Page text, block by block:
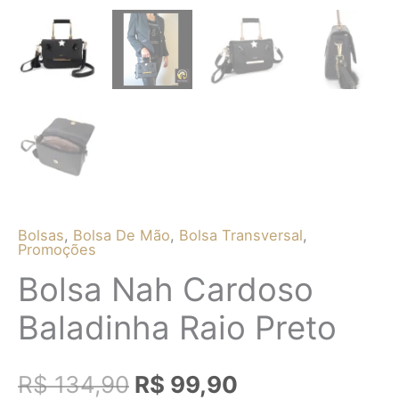
Bolsas, Bolsa De Mão, Bolsa Transversal,
Promoções
Bolsa Nah Cardoso
Baladinha Raio Preto
R$134,90 R$ 99,90